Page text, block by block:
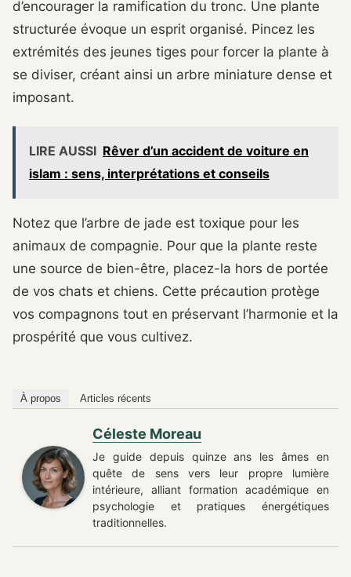
d’encourager la ramification du tronc. Une plante
structurée évoque un esprit organisé. Pincez les
extrémités des jeunes tiges pour forcer la plante à
se diviser, créant ainsi un arbre miniature dense et
imposant.
LIRE AUSSI Rêver d’un accident de voiture en
islam : sens, interprétations et conseils
Notez que l’arbre de jade est toxique pour les
animaux de compagnie. Pour que la plante reste
une source de bien-être, placez-la hors de portée
de vos chats et chiens. Cette précaution protège
vos compagnons tout en préservant l’harmonie et la
prospérité que vous cultivez.
À propos Articles récents
Céleste Moreau
Je guide depuis quinze ans les âmes en
quête de sens vers leur propre lumière
intérieure, alliant formation académique en
psychologie et pratiques énergétiques
traditionnelles.